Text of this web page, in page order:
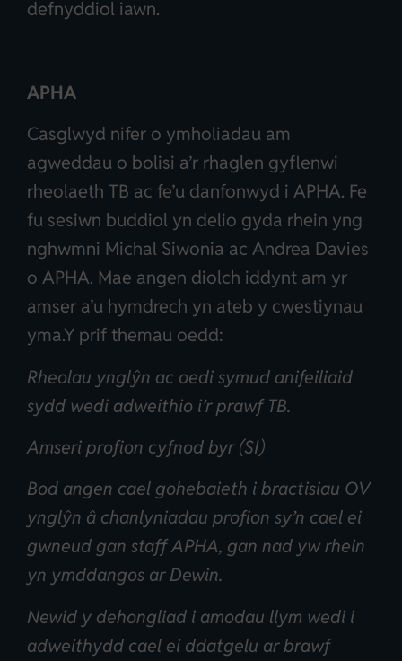
defnyddiol iawn.
APHA
Casglwyd nifer o ymholiadau am
agweddau o bolisi a’r rhaglen gyflenwi
rheolaeth TB ac fe’u danfonwyd i APHA. Fe
fu sesiwn buddiol yn delio gyda rhein yng
nghwmni Michal Siwonia ac Andrea Davies
o APHA. Mae angen diolch iddynt am yr
amser a’u hymdrech yn ateb y cwestiynau
yma.Y prif themau oedd:
Rheolau ynglŷn ac oedi symud anifeiliaid
sydd wedi adweithio i’r prawf TB.
Amseri profion cyfnod byr (SI)
Bod angen cael gohebaieth i bractisiau OV
ynglŷn â chanlyniadau profion sy’n cael ei
gwneud gan staff APHA, gan nad yw rhein
yn ymddangos ar Dewin.
Newid y dehongliad i amodau llym wedi i
adweithydd cael ei ddatgelu ar brawf